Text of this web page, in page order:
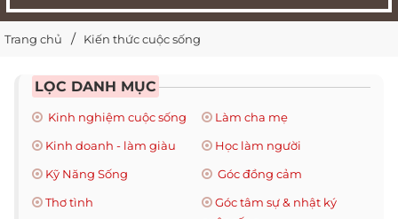
Trang chủ Kiến thức cuộc sống
LỌC DANH MỤC
Kinh nghiệm cuộc sống
Làm cha mẹ
Kinh doanh - làm giàu
Học làm người
Kỹ Năng Sống
Góc đồng cảm
Thơ tình
Góc tâm sự & nhật ký